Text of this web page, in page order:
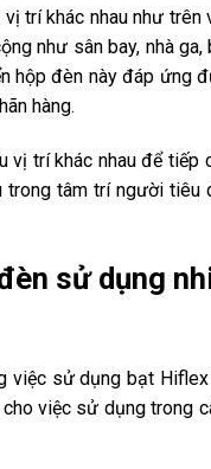
trí khác nhau như
như sân bay, nhà
hộp đèn này đáp ứng
hàng.
vị trí khác nhau để
tâm trí người
sử dụng
việc sử dụng bạt
việc sử dụng trong